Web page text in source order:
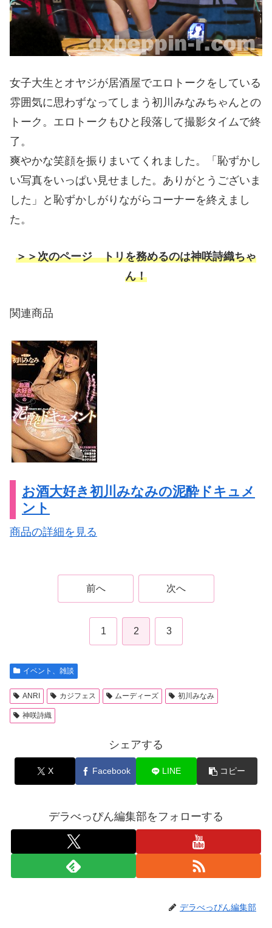
女子大生とオヤジが居酒屋でエロトークをしている
雰囲気に思わずなってしまう初川みなみちゃんとの
トーク。エロトークもひと段落して撮影タイムで終
了。
爽やかな笑顔を振りまいてくれました。「恥ずかし
い写真をいっぱい見せました。ありがとうございま
した」と恥ずかしがりながらコーナーを終えまし
た。
＞＞次のページ トリを務めるのは神咲詩織ちゃ
ん！
関連商品
お酒大好き初川みなみの泥酔ドキュメ
ント
商品の詳細を見る
前へ 次へ
1 2 3
イベント、雑談
ANRI カジフェス ムーディーズ 初川みなみ
神咲詩織
シェアする
X Facebook LINE コピー
デラべっぴん編集部をフォローする
デラべっぴん編集部